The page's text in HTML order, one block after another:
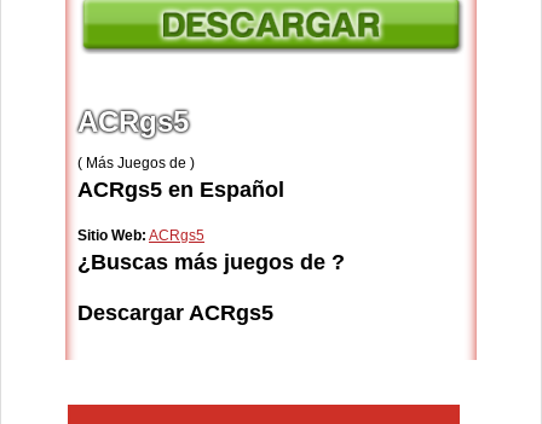
ACRgs5
( Más Juegos de )
ACRgs5 en Español
Sitio Web: ACRgs5
¿Buscas más juegos de ?
Descargar ACRgs5